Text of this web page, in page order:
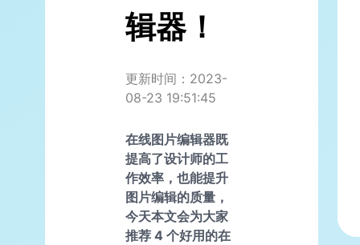
辑器！
更新时间：2023-
08-23 19:51:45
在线图片编辑器既
提高了设计师的工
作效率，也能提升
图片编辑的质量，
今天本文会为大家
推荐 4 个好用的在